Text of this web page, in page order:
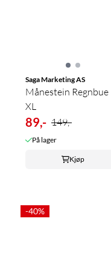
Saga Marketing AS
Månestein Regnbue
XL
89,- 149,-
På lager
Kjøp
-40%